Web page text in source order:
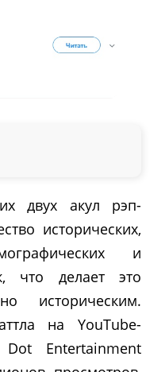
двух акул рэп-
исторических,
и
что делает это
историческим.
на YouTube-
Entertainment